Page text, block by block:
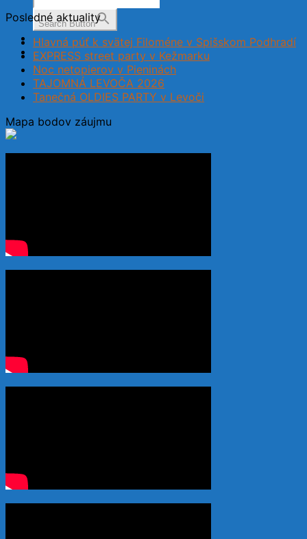
Search Button
Posledné aktuality
Hlavná púť k svätej Filoméne v Spišskom Podhradí
EXPRESS street party v Kežmarku
Noc netopierov v Pieninách
TAJOMNÁ LEVOČA 2026
Tanečná OLDIES PARTY v Levoči
Mapa bodov záujmu